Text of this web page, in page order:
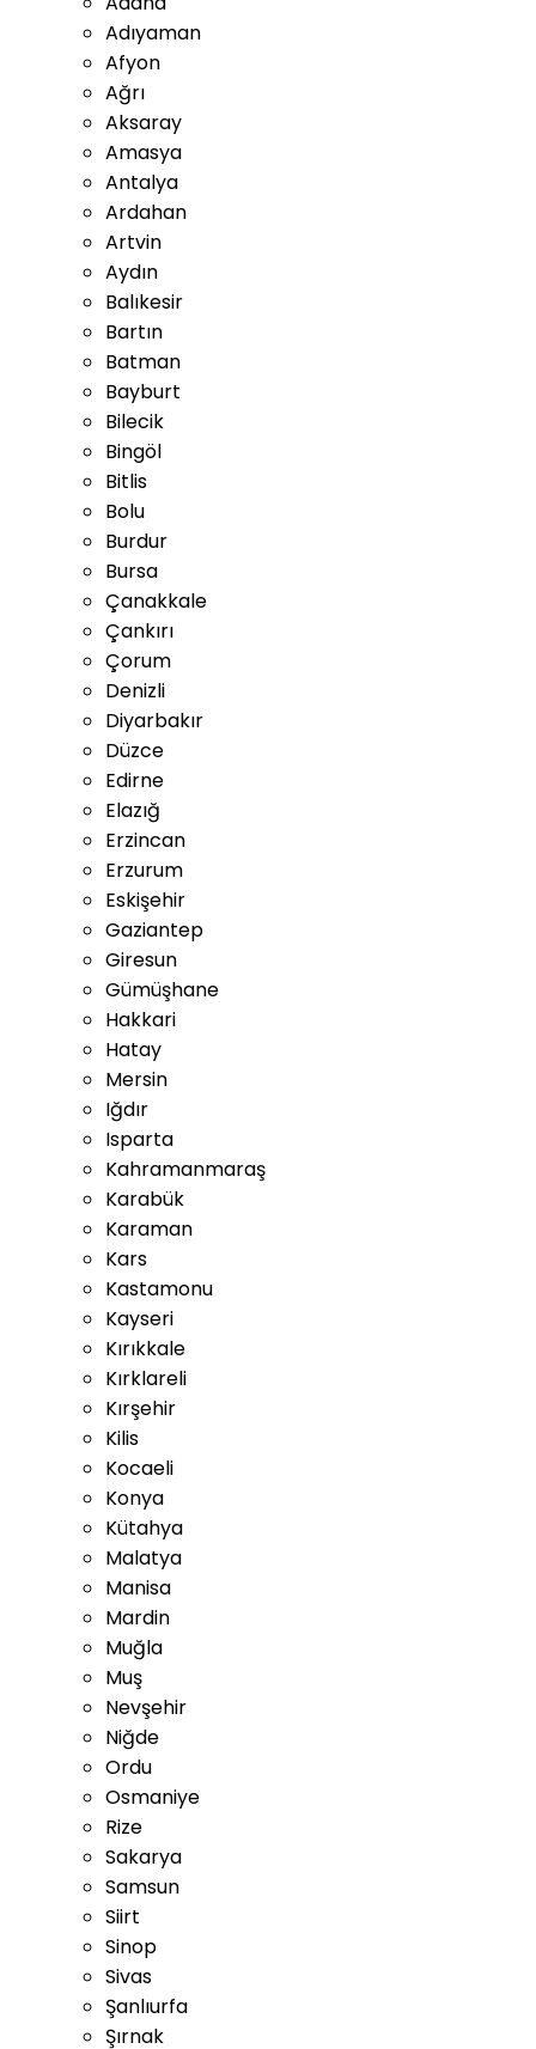
Adıyaman
Afyon
Ağrı
Aksaray
Amasya
Antalya
Ardahan
Artvin
Aydın
Balıkesir
Bartın
Batman
Bayburt
Bilecik
Bingöl
Bitlis
Bolu
Burdur
Bursa
Çanakkale
Çankırı
Çorum
Denizli
Diyarbakır
Düzce
Edirne
Elazığ
Erzincan
Erzurum
Eskişehir
Gaziantep
Giresun
Gümüşhane
Hakkari
Hatay
Mersin
Iğdır
Isparta
Kahramanmaraş
Karabük
Karaman
Kars
Kastamonu
Kayseri
Kırıkkale
Kırklareli
Kırşehir
Kilis
Kocaeli
Konya
Kütahya
Malatya
Manisa
Mardin
Muğla
Muş
Nevşehir
Niğde
Ordu
Osmaniye
Rize
Sakarya
Samsun
Siirt
Sinop
Sivas
Şanlıurfa
Şırnak